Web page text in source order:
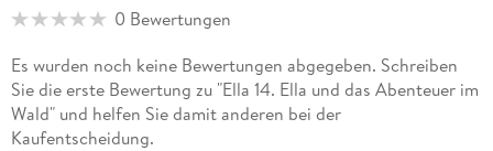
0 Bewertungen
Es wurden noch keine Bewertungen abgegeben. Schreiben
Sie die erste Bewertung zu "Ella 14. Ella und das Abenteuer im
Wald" und helfen Sie damit anderen bei der
Kaufentscheidung.